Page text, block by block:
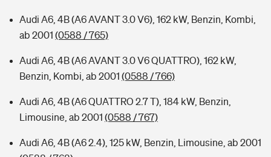
Audi A6, 4B (A6 AVANT 3.0 V6), 162 kW, Benzin, Kombi,
ab 2001 (0588 / 765)
Audi A6, 4B (A6 AVANT 3.0 V6 QUATTRO), 162 kW,
Benzin, Kombi, ab 2001 (0588 / 766)
Audi A6, 4B (A6 QUATTRO 2.7 T), 184 kW, Benzin,
Limousine, ab 2001 (0588 / 767)
Audi A6, 4B (A6 2.4), 125 kW, Benzin, Limousine, ab 2001